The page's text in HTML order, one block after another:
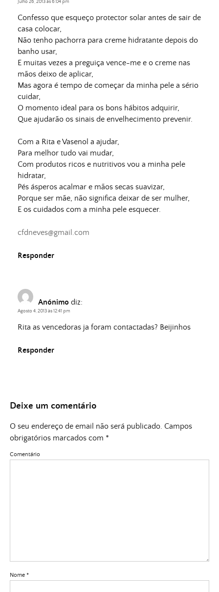
Julho 26, 2013 às 6:04 pm
Confesso que esqueço protector solar antes de sair de
casa colocar,
Não tenho pachorra para creme hidratante depois do
banho usar,
E muitas vezes a preguiça vence-me e o creme nas
mãos deixo de aplicar,
Mas agora é tempo de começar da minha pele a sério
cuidar,
O momento ideal para os bons hábitos adquirir,
Que ajudarão os sinais de envelhecimento prevenir.
Com a Rita e Vasenol a ajudar,
Para melhor tudo vai mudar,
Com produtos ricos e nutritivos vou a minha pele
hidratar,
Pés ásperos acalmar e mãos secas suavizar,
Porque ser mãe, não significa deixar de ser mulher,
E os cuidados com a minha pele esquecer.
cfdneves@gmail.com
Responder
Anónimo diz:
Agosto 4, 2013 às 12:41 pm
Rita as vencedoras ja foram contactadas? Beijinhos
Responder
Deixe um comentário
O seu endereço de email não será publicado. Campos
obrigatórios marcados com *
Comentário
Nome *